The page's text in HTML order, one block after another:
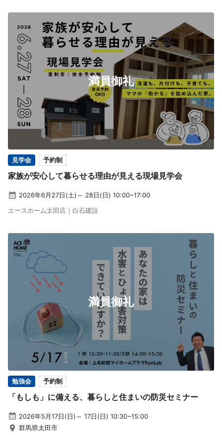
満員御礼
見学会 予約制
家族が安心して暮らせる理由が見える現場見学会
2026年6月27日(土)～ 28日(日) 10:00~17:00
エースホーム太田店｜白石建設
満員御礼
勉強会 予約制
「もしも」に備える、暮らしと住まいの防災セミナー
2026年5月17日(日)～ 17日(日) 10:30~15:00
群馬県太田市